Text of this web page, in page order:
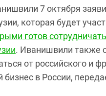
7 октября
которая будет
готов сотрудничать
. Иванишвили также
от российского и
в России,